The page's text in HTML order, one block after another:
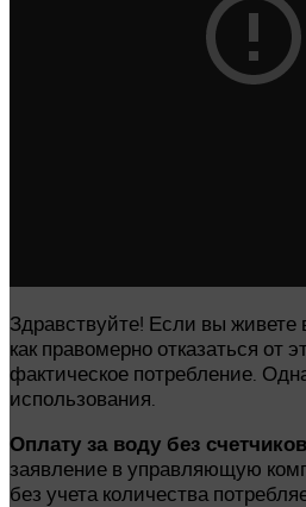
Здравствуйте! Если вы живете
как правомерно отказаться от
фактическое потребление.
использования.
Оплату за воду без
заявление в управляющую
без учета количества